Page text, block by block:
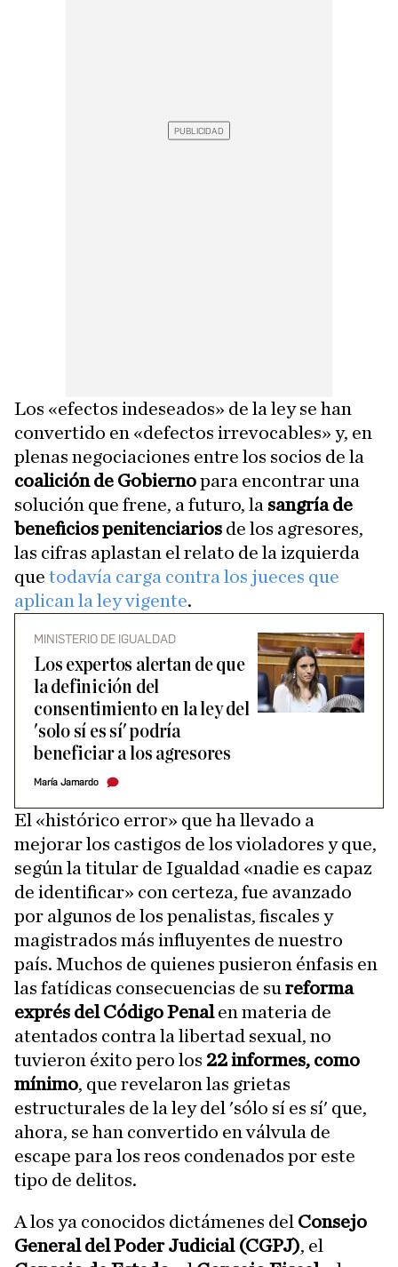
Los «efectos indeseados» de la ley se han
convertido en «defectos irrevocables» y, en
plenas negociaciones entre los socios de la
coalición de Gobiernopara encontrar una
solución que frene, a futuro, la sangría de
beneficios penitenciarios de los agresores,
las cifras aplastan el relato de la izquierda
que todavía carga contra los jueces que
aplican la ley vigente.
MINISTERIO DE IGUALDAD
Los expertos alertan de que
la definición del
consentimiento en la ley del
'solo sí es sí' podría
beneficiar a los agresores
María Jamardo
El «histórico error» que ha llevado a
mejorar los castigos de los violadores y que,
según la titular de Igualdad «nadie es capaz
de identificar» con certeza, fue avanzado
por algunos de los penalistas, fiscales y
magistrados más influyentes de nuestro
país. Muchos de quienes pusieron énfasis en
las fatídicas consecuencias de su reforma
exprés del Código Penalen materia de
atentados contra la libertad sexual, no
tuvieron éxito pero los 22 informes, como
mínimo, que revelaron las grietas
estructurales de la ley del 'sólo sí es sí' que,
ahora, se han convertido en válvula de
escape para los reos condenados por este
tipo de delitos.
A los ya conocidos dictámenes del Consejo
General del Poder Judicial (CGPJ), el